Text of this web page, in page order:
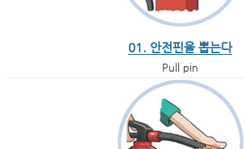
01. 안전핀을 뽑는다
Pull pin